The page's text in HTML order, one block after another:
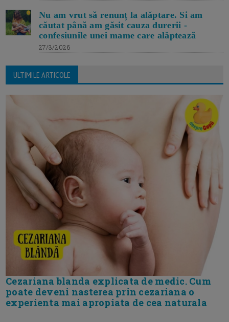
Nu am vrut să renunț la alăptare. Si am
căutat până am găsit cauza durerii -
confesiunile unei mame care alăptează
27/3/2026
ULTIMILE ARTICOLE
Cezariana blanda explicata de medic. Cum
poate deveni nasterea prin cezariana o
experienta mai apropiata de cea naturala